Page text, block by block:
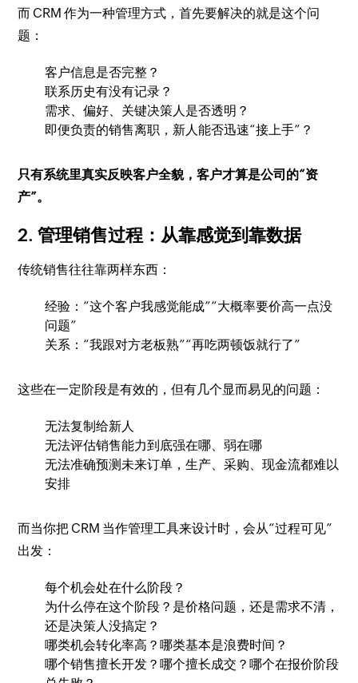
而 CRM 作为一种管理方式，首先要解决的就是这个问
题：
客户信息是否完整？
联系历史有没有记录？
需求、偏好、关键决策人是否透明？
即便负责的销售离职，新人能否迅速“接上手”？
只有系统里真实反映客户全貌，客户才算是公司的“资
产”。
2. 管理销售过程：从靠感觉到靠数据
传统销售往往靠两样东西：
经验：“这个客户我感觉能成”“大概率要价高一点没
问题”
关系：“我跟对方老板熟”“再吃两顿饭就行了”
这些在一定阶段是有效的，但有几个显而易见的问题：
无法复制给新人
无法评估销售能力到底强在哪、弱在哪
无法准确预测未来订单，生产、采购、现金流都难以
安排
而当你把 CRM 当作管理工具来设计时，会从“过程可见”
出发：
每个机会处在什么阶段？
为什么停在这个阶段？是价格问题，还是需求不清，
还是决策人没搞定？
哪类机会转化率高？哪类基本是浪费时间？
哪个销售擅长开发？哪个擅长成交？哪个在报价阶段